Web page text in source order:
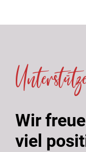
Wir
viel